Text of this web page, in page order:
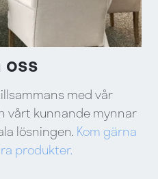
oss
med vår
vårt kunnande mynnar
lösningen. Kom gärna
produkter.